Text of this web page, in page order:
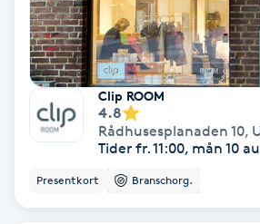
Hollywood Peel
Hot Stone Massage
Hot yoga
Hudföryngring
Clip ROOM
4.8
Rådhusesplanaden 10,
Tider fr. 11:00, mån 10
Presentkort Branschorg.